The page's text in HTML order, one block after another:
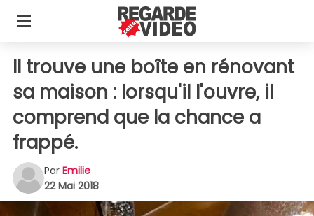
Il trouve une boîte en rénovant
sa maison : lorsqu'il l'ouvre, il
comprend que la chance a
frappé.
Par Emilie
22 Mai 2018